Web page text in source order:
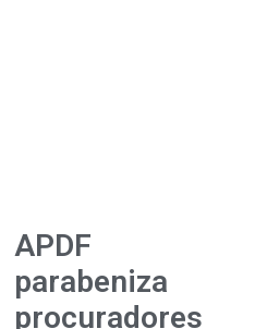
APDF
parabeniza
procuradores